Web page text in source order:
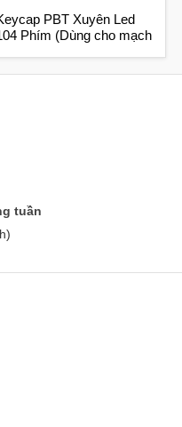
PBT Xuyên Led
Phím (Dùng cho mạch
tuần